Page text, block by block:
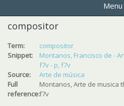
Menu
compositor
Term:
compositor
Snippet:
Montanos, Francisco de -
f7v - p, f7v
Source:
Arte de música
Full
reference:
Montanos, Arte de musica
f7v